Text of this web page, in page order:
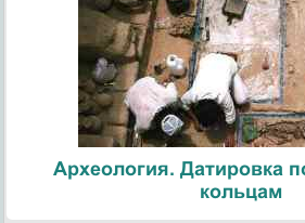
Археология. Датировка
кольцам